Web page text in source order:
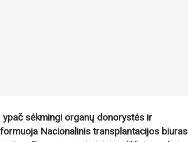
sėkmingi organų donorystės ir
Nacionalinis transplantacijos biuras